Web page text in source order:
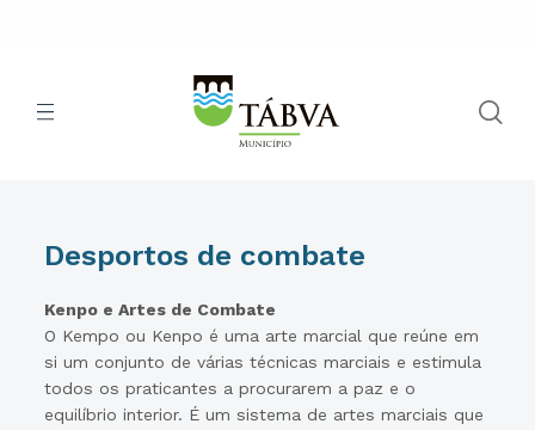
Desportos de combate
Kenpo e Artes de Combate
O Kempo ou Kenpo é uma arte marcial que reúne em
si um conjunto de várias técnicas marciais e estimula
todos os praticantes a procurarem a paz e o
equilíbrio interior. É um sistema de artes marciais que